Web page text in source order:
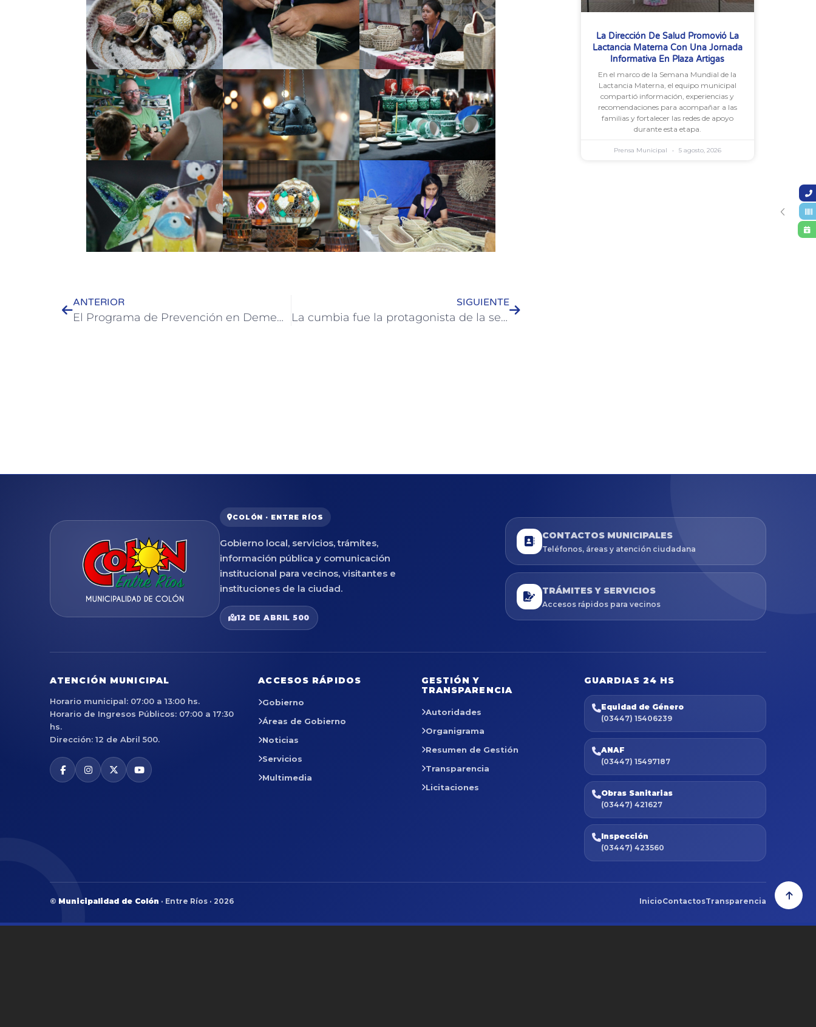
ANTERIOR
El Programa de Prevención en Demencias tuvo su primer encuentro del 2024
SIGUIENTE
La cumbia fue la protagonista de la segunda noche de Artesanía 2024
La Dirección De Salud Promovió La
Lactancia Materna Con Una Jornada
Informativa En Plaza Artigas
En el marco de la Semana Mundial de la
Lactancia Materna, el equipo municipal
compartió información, experiencias y
recomendaciones para acompañar a las
familias y fortalecer las redes de apoyo
durante esta etapa.
Prensa Municipal 5 agosto, 2026
COLÓN · ENTRE RÍOS
Gobierno local, servicios, trámites,
información pública y comunicación
institucional para vecinos, visitantes e
instituciones de la ciudad.
12 DE ABRIL 500
CONTACTOS MUNICIPALES
Teléfonos, áreas y atención ciudadana
TRÁMITES Y SERVICIOS
Accesos rápidos para vecinos
ATENCIÓN MUNICIPAL
Horario municipal: 07:00 a 13:00 hs.
Horario de Ingresos Públicos: 07:00 a 17:30
hs.
Dirección: 12 de Abril 500.
ACCESOS RÁPIDOS
Gobierno
Áreas de Gobierno
Noticias
Servicios
Multimedia
GESTIÓN Y
TRANSPARENCIA
Autoridades
Organigrama
Resumen de Gestión
Transparencia
Licitaciones
GUARDIAS 24 HS
Equidad de Género
(03447) 15406239
ANAF
(03447) 15497187
Obras Sanitarias
(03447) 421627
Inspección
(03447) 423560
© Municipalidad de Colón · Entre Ríos · 2026 InicioContactosTransparencia